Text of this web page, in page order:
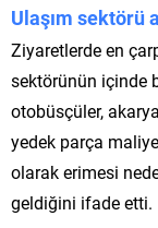
Ulaşım sektörü
Ziyaretlerde en
sektörünün içinde
otobüsçüler,
yedek parça
olarak erimesi
geldiğini ifade etti.